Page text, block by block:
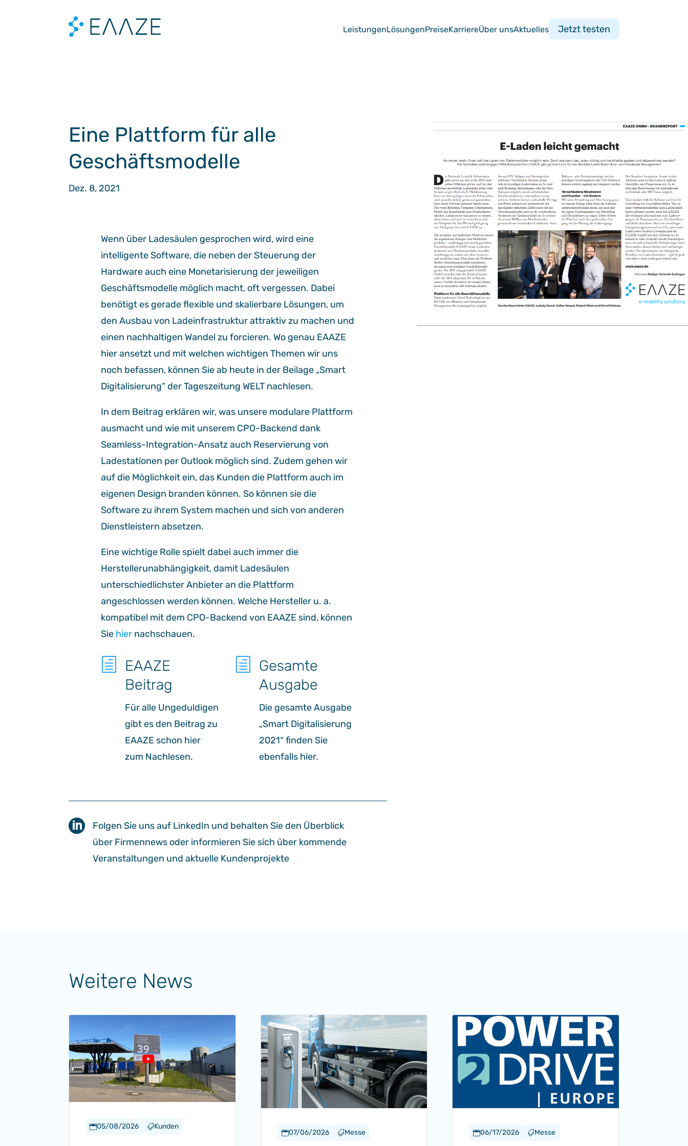
LeistungenLösungenPreiseKarriereÜber unsAktuelles Jetzt testen
Eine Plattform für alle
Geschäftsmodelle
Dez. 8, 2021
Wenn über Ladesäulen gesprochen wird, wird eine
intelligente Software, die neben der Steuerung der
Hardware auch eine Monetarisierung der jeweiligen
Geschäftsmodelle möglich macht, oft vergessen. Dabei
benötigt es gerade flexible und skalierbare Lösungen, um
den Ausbau von Ladeinfrastruktur attraktiv zu machen und
einen nachhaltigen Wandel zu forcieren. Wo genau EAAZE
hier ansetzt und mit welchen wichtigen Themen wir uns
noch befassen, können Sie ab heute in der Beilage „Smart
Digitalisierung“ der Tageszeitung WELT nachlesen.
In dem Beitrag erklären wir, was unsere modulare Plattform
ausmacht und wie mit unserem CPO-Backend dank
Seamless-Integration-Ansatz auch Reservierung von
Ladestationen per Outlook möglich sind. Zudem gehen wir
auf die Möglichkeit ein, das Kunden die Plattform auch im
eigenen Design branden können. So können sie die
Software zu ihrem System machen und sich von anderen
Dienstleistern absetzen.
Eine wichtige Rolle spielt dabei auch immer die
Herstellerunabhängigkeit, damit Ladesäulen
unterschiedlichster Anbieter an die Plattform
angeschlossen werden können. Welche Hersteller u. a.
kompatibel mit dem CPO-Backend von EAAZE sind, können
Sie hiernachschauen.
h
EAAZE
Beitrag
Für alle Ungeduldigen
gibt es den Beitrag zu
EAAZE schon hier
zum Nachlesen.
h
Gesamte
Ausgabe
Die gesamte Ausgabe
„Smart Digitalisierung
2021“ finden Sie
ebenfalls hier.

Folgen Sie uns auf LinkedIn und behalten Sie den Überblick
über Firmennews oder informieren Sie sich über kommende
Veranstaltungen und aktuelle Kundenprojekte
Weitere News
05/08/2026 Kunden
07/06/2026 Messe 06/17/2026 Messe